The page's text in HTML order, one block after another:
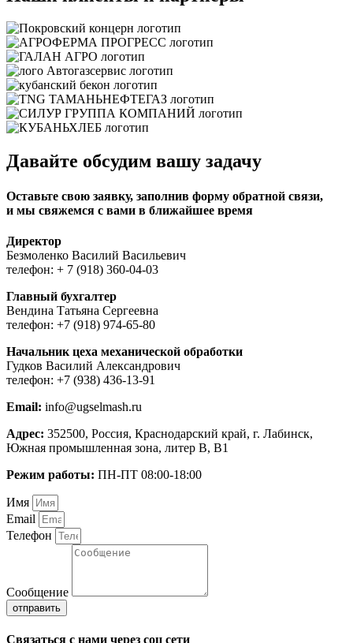
Давайте обсудим вашу задачу
Оставьте свою заявку, заполнив форму обратной связи,
и мы свяжемся с вами в ближайшее время
Директор
Безмоленко Василий Васильевич
телефон: + 7 (918) 360-04-03
Главный бухгалтер
Вендина Татьяна Сергеевна
телефон: +7 (918) 974-65-80
Начальник цеха механической обработки
Гудков Василий Александрович
телефон: +7 (938) 436-13-91
Email: info@ugselmash.ru
Адрес: 352500, Россия, Краснодарский край, г. Лабинск,
Южная промышленная зона, литер В, В1
Режим работы: ПН-ПТ 08:00-18:00
Имя
Email
Телефон
Сообщение
отправить
Связаться с нами через соц сети